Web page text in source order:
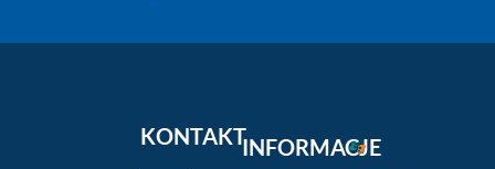
KONTAKTINFORMACJE